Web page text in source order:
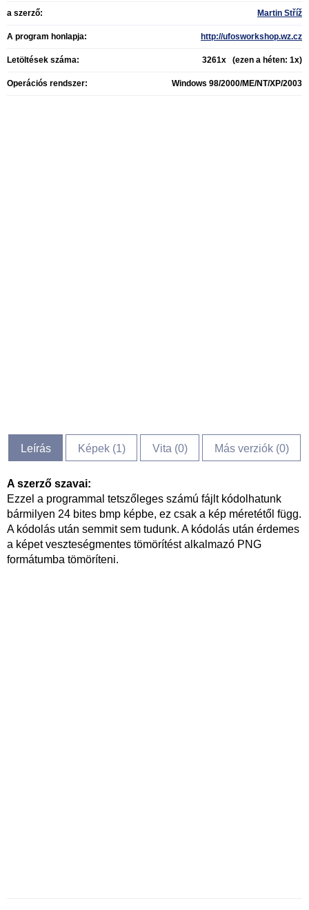
a szerző: Martin Stříž
A program honlapja: http://ufosworkshop.wz.cz
Letöltések száma: 3261x (ezen a héten: 1x)
Operációs rendszer: Windows 98/2000/ME/NT/XP/2003
Leírás Képek (1) Vita (0) Más verziók (0)
A szerző szavai:
Ezzel a programmal tetszőleges számú fájlt kódolhatunk
bármilyen 24 bites bmp képbe, ez csak a kép méretétől függ.
A kódolás után semmit sem tudunk. A kódolás után érdemes
a képet veszteségmentes tömörítést alkalmazó PNG
formátumba tömöríteni.